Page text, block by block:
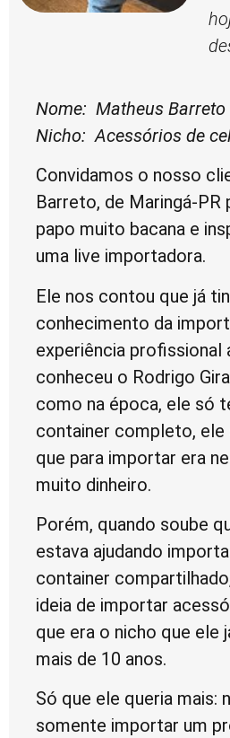
Nome: Matheus Barreto
Nicho: Acessórios de
Convidamos o nosso
Barreto, de Maringá-PR
papo muito bacana e
uma live importadora.
Ele nos contou que já
conhecimento da
experiência profissional
conheceu o Rodrigo
como na época, ele só
container completo, ele
que para importar era
muito dinheiro.
Porém, quando soube
estava ajudando
container
ideia de importar
que era o nicho que ele
mais de 10 anos.
Só que ele queria mais:
somente importar um